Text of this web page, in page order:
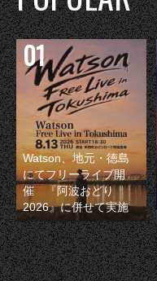
Watson、地元・徳島
にてフリーライブ開
催 『阿波おどり
2026』に併せて実施